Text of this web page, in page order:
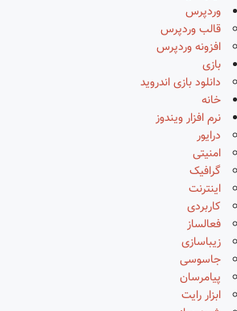
وردپرس
قالب وردپرس
افزونه وردپرس
بازی
دانلود بازی اندروید
خانه
نرم افزار ویندوز
درایور
امنیتی
گرافیک
اینترنت
کاربردی
فعالساز
زیباسازی
جاسوسی
پیامرسان
ابزار رایت